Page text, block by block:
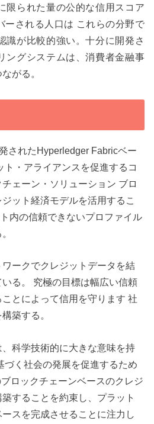
限られた量の公的な信用スコア
ーされる人口は これらの分野で
識が比較的強い。十分に開発さ
ングシステムは、消費者金融事
がる。
されたHyperledger Fabricベー
ト・アライアンスを促進するコ
ェーン・ソリューション ブロ
ット経済モデルを活用するこ
内の信頼できないプロファイル
ークでクレジットデータを結
る。 究極の目標は幅広い信頼
とによって信用を守ります 社
築する。
科学技術的に大きな意味を持
づく社会の発展を促進するため
ロックチェーンベースのクレジ
することを約束し、プラット
スを完成させることに注力し